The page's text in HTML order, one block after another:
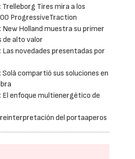
Tires mira a los
ProgressiveTraction
Holland muestra su primer
alto valor
novedades presentadas por
compartió sus soluciones en
enfoque multienergético de
reinterpretación del portaaperos